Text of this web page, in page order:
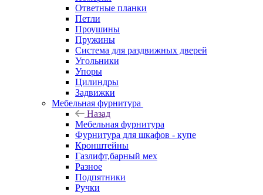
Ответные планки
Петли
Проушины
Пружины
Система для раздвижных дверей
Угольники
Упоры
Цилиндры
Задвижки
Мебельная фурнитура
Назад
Мебельная фурнитура
Фурнитура для шкафов - купе
Кронштейны
Газлифт,барный мех
Разное
Подпятники
Ручки